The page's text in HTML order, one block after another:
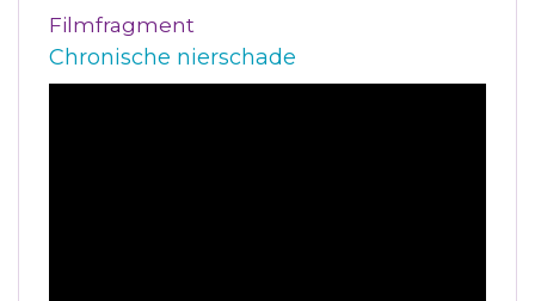
Filmfragment
Chronische nierschade